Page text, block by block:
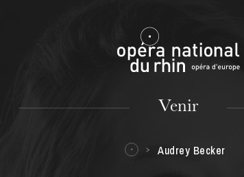
Mulhouse
Venir
Audrey Becker